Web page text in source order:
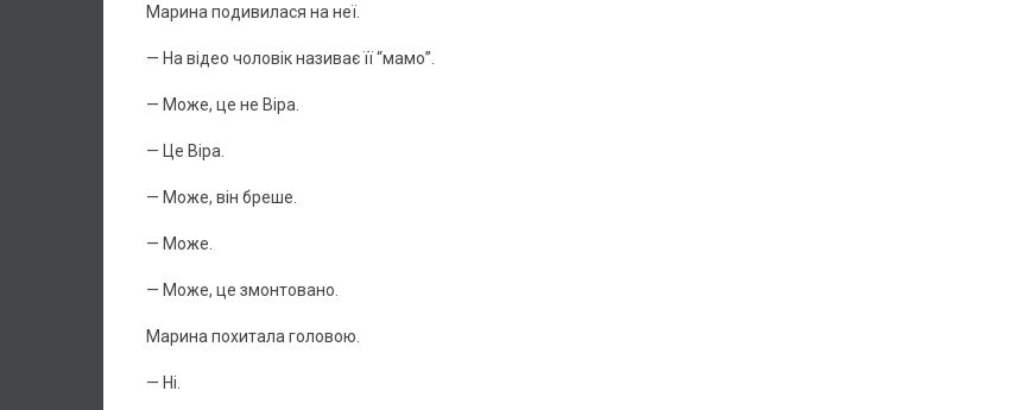
Марина подивилася на неї.
— На відео чоловік називає її “мамо”.
— Може, це не Віра.
— Це Віра.
— Може, він бреше.
— Може.
— Може, це змонтовано.
Марина похитала головою.
— Ні.